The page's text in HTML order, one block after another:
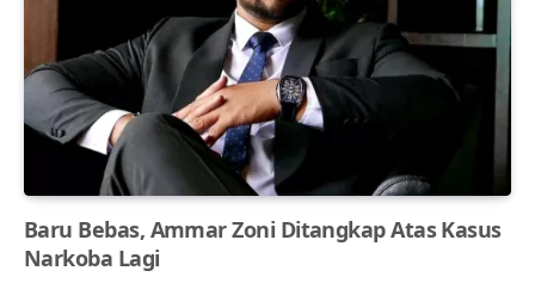
Baru Bebas, Ammar Zoni Ditangkap Atas Kasus
Narkoba Lagi